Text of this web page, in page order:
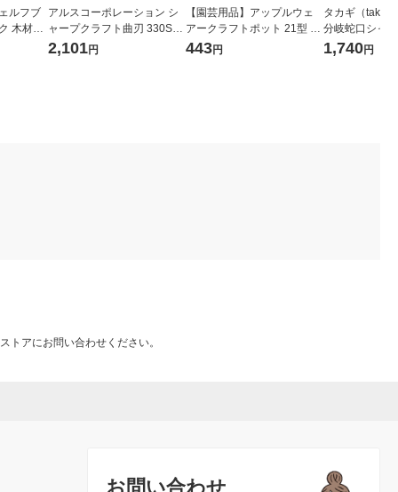
ルフブ
木材接
アルスコーポレーション シ
ャープクラフト曲刃 330S-M
1個
2,101円
【園芸用品】アップルウェ
アークラフトポット 21型 ホ
ワイト 4.5L 208mmΦ×228m
443円
タカギ（
分岐蛇口シャ
散水用品
1,740円
トアにお問い合わせください。
お問い合わせ